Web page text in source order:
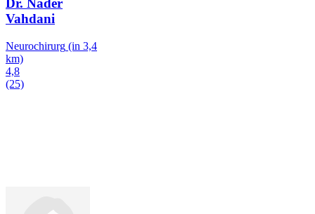
Dr. Nader
Vahdani
Neurochirurg (in 3,4
km)
4,8
(25)